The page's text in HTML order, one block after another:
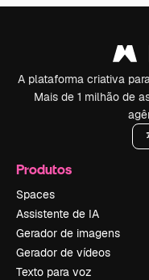
A plataforma criativa
Mais de 1 milhão de
Produtos
Spaces
Assistente de IA
Gerador de imagens
Gerador de vídeos
Texto para voz